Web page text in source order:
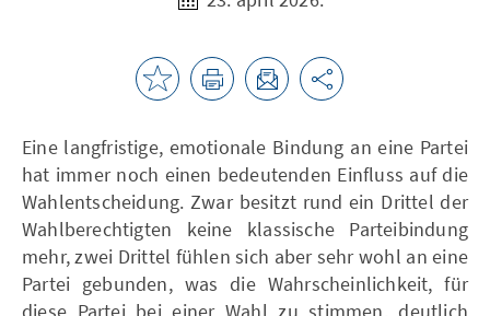
Eine langfristige, emotionale Bindung an eine Partei
hat immer noch einen bedeutenden Einfluss auf die
Wahlentscheidung. Zwar besitzt rund ein Drittel der
Wahlberechtigten keine klassische Parteibindung
mehr, zwei Drittel fühlen sich aber sehr wohl an eine
Partei gebunden, was die Wahrscheinlichkeit, für
diese Partei bei einer Wahl zu stimmen, deutlich